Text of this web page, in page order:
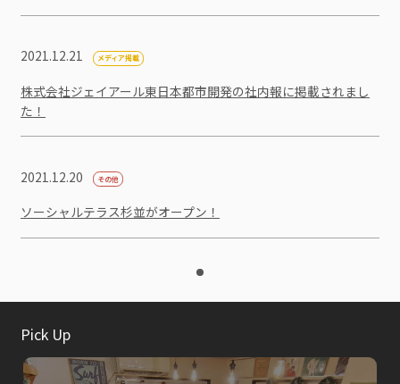
2021.12.21 メディア掲載
株式会社ジェイアール東日本都市開発の社内報に掲載されまし
た！
2021.12.20 その他
ソーシャルテラス杉並がオープン！
Pick Up